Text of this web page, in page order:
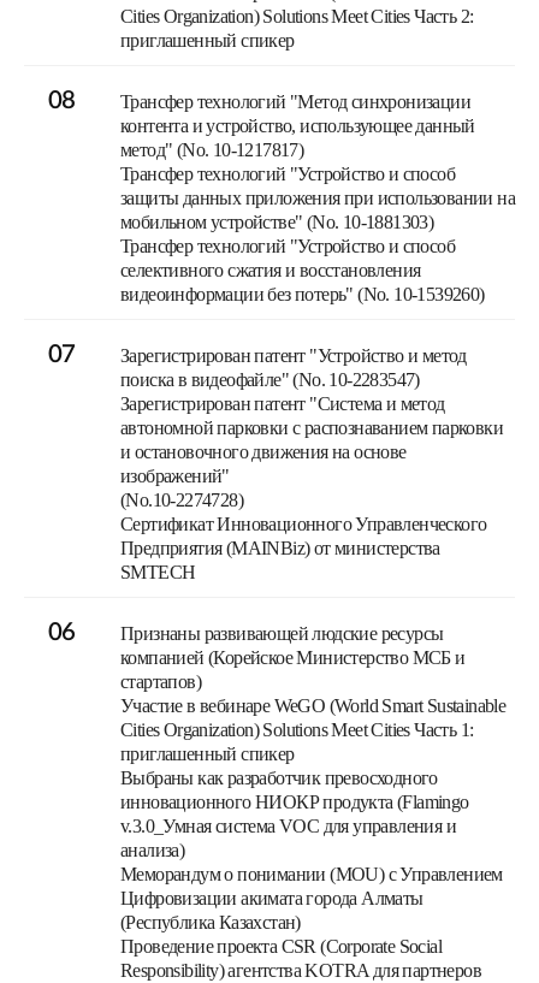
Cities Organization) Solutions Meet Cities Часть 2:
приглашенный спикер
08
Трансфер технологий "Метод синхронизации
контента и устройство, использующее данный
метод" (No. 10-1217817)
Трансфер технологий "Устройство и способ
защиты данных приложения при использовании на
мобильном устройстве" (No. 10-1881303)
Трансфер технологий "Устройство и способ
селективного сжатия и восстановления
видеоинформации без потерь" (No. 10-1539260)
07
Зарегистрирован патент "Устройство и метод
поиска в видеофайле" (No. 10-2283547)
Зарегистрирован патент "Система и метод
автономной парковки с распознаванием парковки
и остановочного движения на основе
изображений"
(No.10-2274728)
Сертификат Инновационного Управленческого
Предприятия (MAINBiz) от министерства
SMTECH
06
Признаны развивающей людские ресурсы
компанией (Корейское Министерство МСБ и
стартапов)
Участие в вебинаре WeGO (World Smart Sustainable
Cities Organization) Solutions Meet Cities Часть 1:
приглашенный спикер
Выбраны как разработчик превосходного
инновационного НИОКР продукта (Flamingo
v.3.0_Умная система VOC для управления и
анализа)
Меморандум о понимании (MOU) с Управлением
Цифровизации акимата города Алматы
(Республика Казахстан)
Проведение проекта CSR (Corporate Social
Responsibility) агентства KOTRA для партнеров